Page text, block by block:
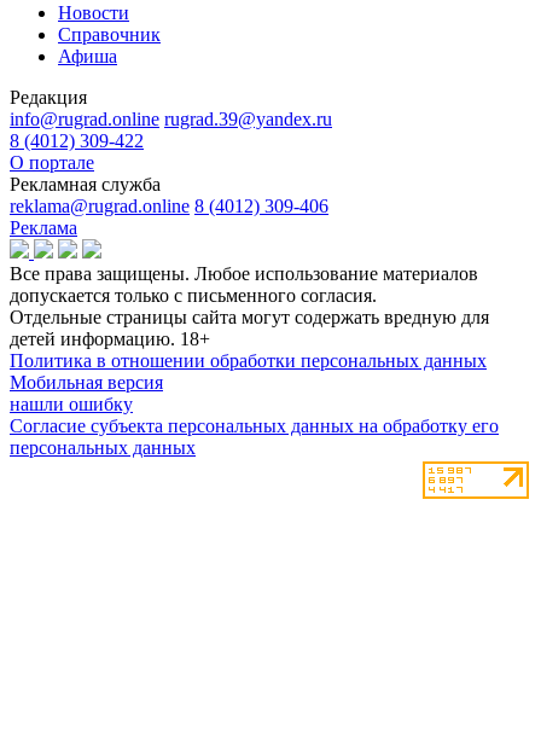
Новости
Справочник
Афиша
Редакция
info@rugrad.online rugrad.39@yandex.ru
8 (4012) 309-422
О портале
Рекламная служба
reklama@rugrad.online 8 (4012) 309-406
Реклама
Все права защищены. Любое использование материалов
допускается только с письменного согласия.
Отдельные страницы сайта могут содержать вредную для
детей информацию. 18+
Политика в отношении обработки персональных данных
Мобильная версия
нашли ошибку
Согласие субъекта персональных данных на обработку его
персональных данных